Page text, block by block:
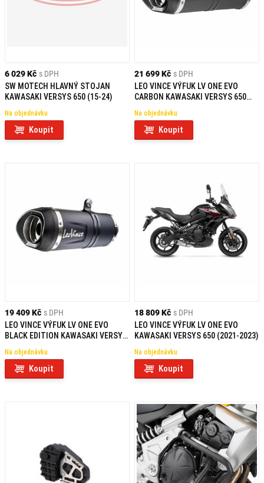
6 029 Kč s DPH
SW MOTECH HLAVNÝ STOJAN
KAWASAKI VERSYS 650 (15-24)
Na objednávku
Koupit
21 699 Kč s DPH
LEO VINCE VÝFUK LV ONE EVO
CARBON KAWASAKI VERSYS 650
Na objednávku
Koupit
19 409 Kč s DPH
LEO VINCE VÝFUK LV ONE EVO
BLACK EDITION KAWASAKI VERSYS
Na objednávku
Koupit
18 809 Kč s DPH
LEO VINCE VÝFUK LV ONE EVO
KAWASAKI VERSYS 650 (2021-2023)
Na objednávku
Koupit